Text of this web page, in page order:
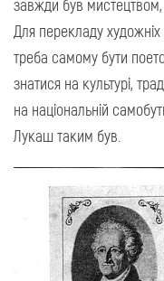
завжди був
Для перекладу
треба самому бути
знатися на культурі,
на національній
Лукаш таким був.